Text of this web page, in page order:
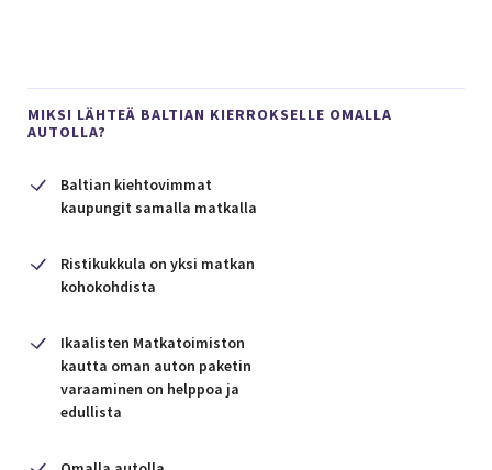
MIKSI LÄHTEÄ BALTIAN KIERROKSELLE OMALLA
AUTOLLA?
Baltian kiehtovimmat
kaupungit samalla matkalla
Ristikukkula on yksi matkan
kohokohdista
Ikaalisten Matkatoimiston
kautta oman auton paketin
varaaminen on helppoa ja
edullista